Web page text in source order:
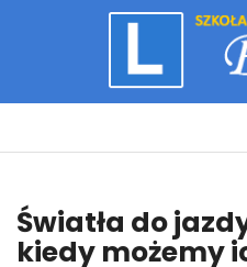
Światła do
kiedy możemy